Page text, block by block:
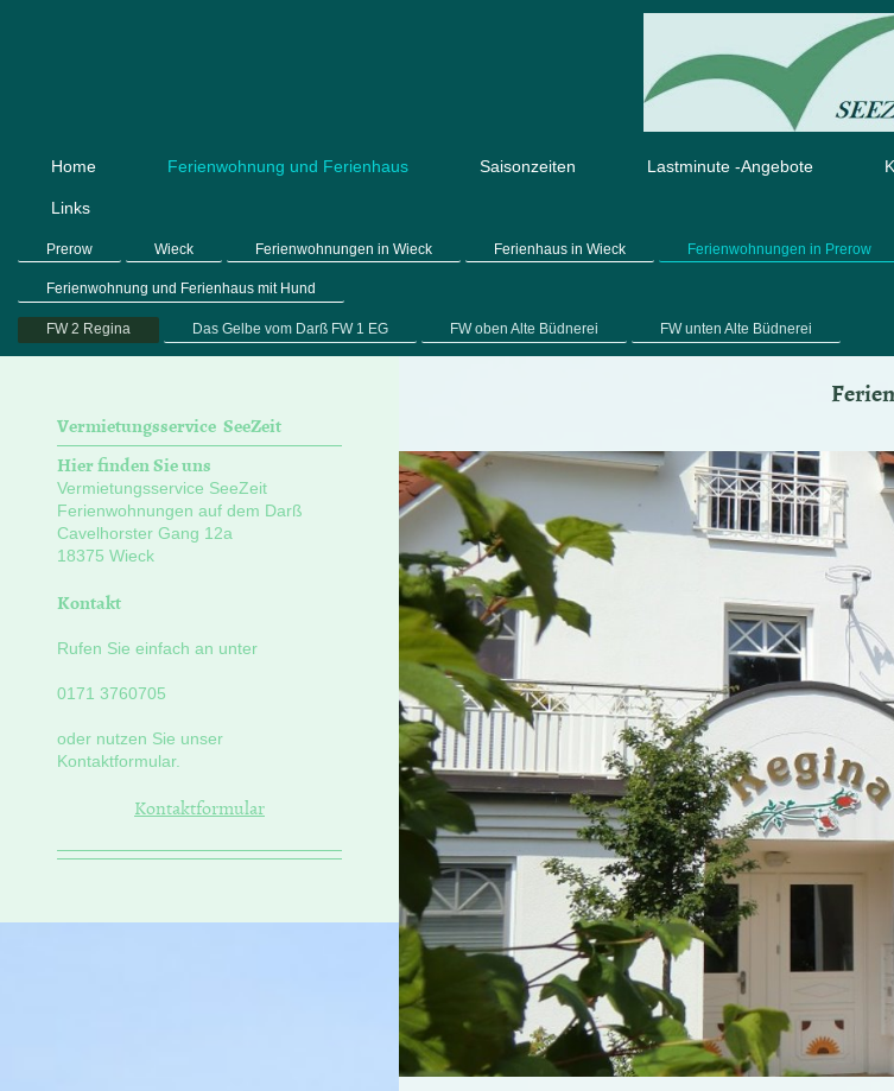
Home Ferienwohnung und Ferienhaus Saisonzeiten Lastminute -Angebote
Links
Prerow Wieck Ferienwohnungen in Wieck Ferienhaus in Wieck Ferienwohnungen in Prerow
Ferienwohnung und Ferienhaus mit Hund
FW 2 Regina Das Gelbe vom Darß FW 1 EG FW oben Alte Büdnerei FW unten Alte Büdnerei
Vermietungsservice SeeZeit
Hier finden Sie uns
Vermietungsservice SeeZeit
Ferienwohnungen auf dem Darß
Cavelhorster Gang 12a
18375 Wieck
Kontakt
Rufen Sie einfach an unter
0171 3760705
oder nutzen Sie unser
Kontaktformular.
Kontaktformular